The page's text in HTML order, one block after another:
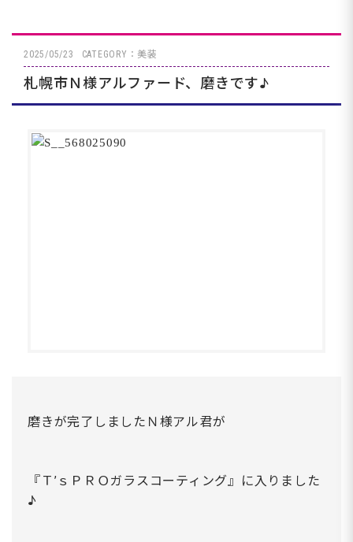
2025/05/23 CATEGORY：美装
札幌市Ｎ様アルファード、磨きです♪
磨きが完了しましたＮ様アル君が
『Ｔ’ｓＰＲＯガラスコーティング』に入りました
♪